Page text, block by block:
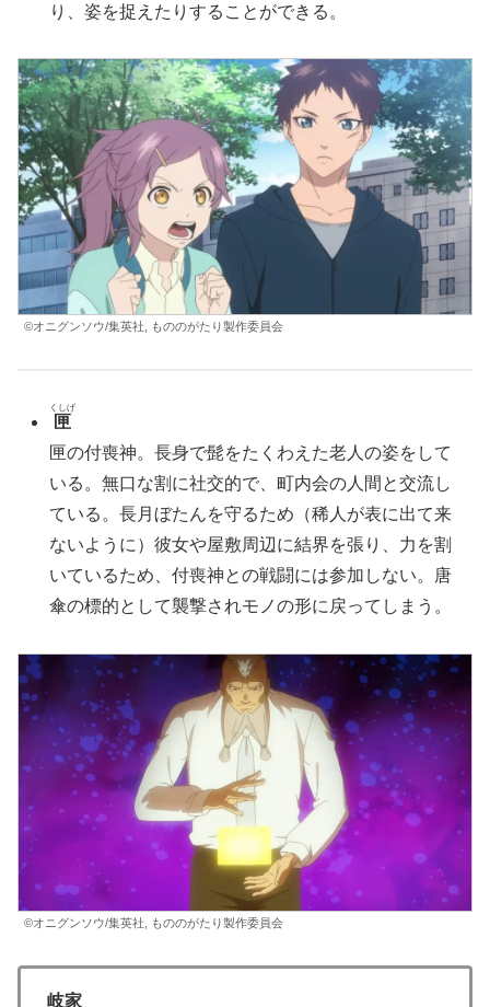
り、姿を捉えたりすることができる。
©オニグンソウ/集英社, もののがたり製作委員会
匣
くしげ
匣の付喪神。長身で髭をたくわえた老人の姿をして
いる。無口な割に社交的で、町内会の人間と交流し
ている。長月ぼたんを守るため（稀人 が表に出て来
ないように）彼女や屋敷周辺に結界を張り、力を割
いているため、付喪神との戦闘には参加しない。唐
傘の標的として襲撃されモノの形に戻ってしまう。
©オニグンソウ/集英社, もののがたり製作委員会
岐家